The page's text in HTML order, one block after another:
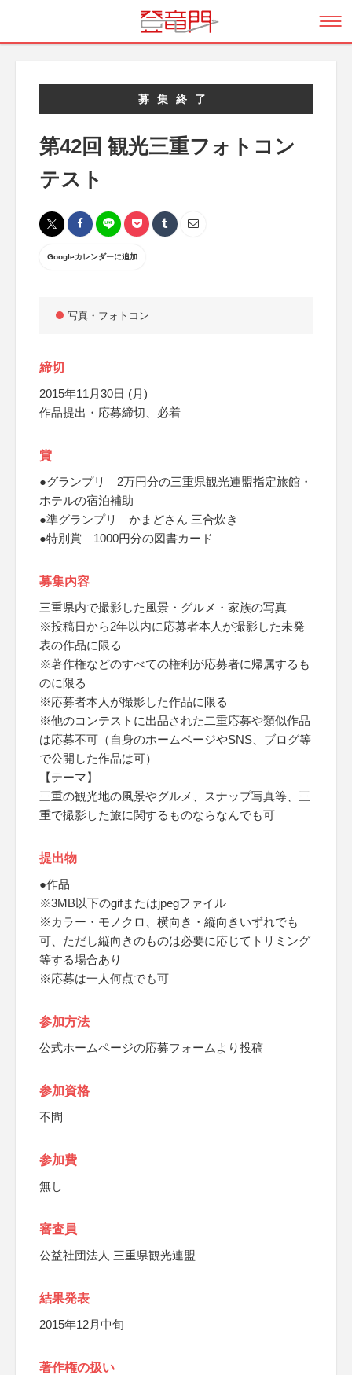
募集終了
第42回 観光三重フォトコン
テスト
Googleカレンダーに追加
写真・フォトコン
締切
2015年11月30日 (月)
作品提出・応募締切、必着
賞
●グランプリ 2万円分の三重県観光連盟指定旅館・
ホテルの宿泊補助
●準グランプリ かまどさん 三合炊き
●特別賞 1000円分の図書カード
募集内容
三重県内で撮影した風景・グルメ・家族の写真
※投稿日から2年以内に応募者本人が撮影した未発
表の作品に限る
※著作権などのすべての権利が応募者に帰属するも
のに限る
※応募者本人が撮影した作品に限る
※他のコンテストに出品された二重応募や類似作品
は応募不可（自身のホームページやSNS、ブログ等
で公開した作品は可）
【テーマ】
三重の観光地の風景やグルメ、スナップ写真等、三
重で撮影した旅に関するものならなんでも可
提出物
●作品
※3MB以下のgifまたはjpegファイル
※カラー・モノクロ、横向き・縦向きいずれでも
可、ただし縦向きのものは必要に応じてトリミング
等する場合あり
※応募は一人何点でも可
参加方法
公式ホームページの応募フォームより投稿
参加資格
不問
参加費
無し
審査員
公益社団法人 三重県観光連盟
結果発表
2015年12月中旬
著作権の扱い